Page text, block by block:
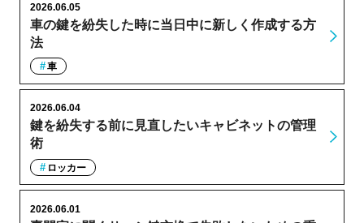
車の鍵を紛失した時に当日中に新しく作成する方
法
2026.06.05
車
鍵を紛失する前に見直したいキャビネットの管理
術
2026.06.04
ロッカー
2026.06.01